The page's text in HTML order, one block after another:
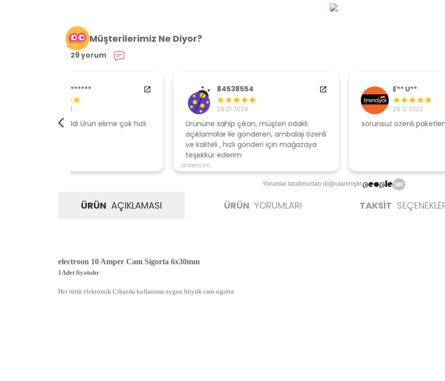
Müşterilerimiz Ne Diyor?
29 yorum
84538554
Ürününe sahip çıkan, müşteri odaklı
açıklamalar ile gönderen, ambalajı özenli
ve kaliteli , hızlı gönderi için mağazaya
sorunsuz ozenli paketleme
Yorumlar tarafımızdan doğrulanmıştır.
ÜRÜN AÇIKLAMASI ÜRÜN YORUMLARI TAKSİT
electroon 10 Amper Cam Sigorta 6x30mm
1Adet fiyatıdır
Her türlü elektronik Cihazda kullanıma uygun büyük cam sigorta